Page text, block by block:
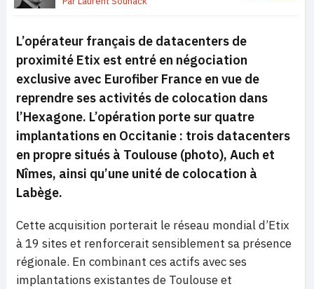
L’opérateur français de datacenters de
proximité Etix est entré en négociation
exclusive avec Eurofiber France en vue de
reprendre ses activités de colocation dans
l’Hexagone. L’opération porte sur quatre
implantations en Occitanie : trois datacenters
en propre situés à Toulouse (photo), Auch et
Nîmes, ainsi qu’une unité de colocation à
Labège.
Cette acquisition porterait le réseau mondial d’Etix
à 19 sites et renforcerait sensiblement sa présence
régionale. En combinant ces actifs avec ses
implantations existantes de Toulouse et